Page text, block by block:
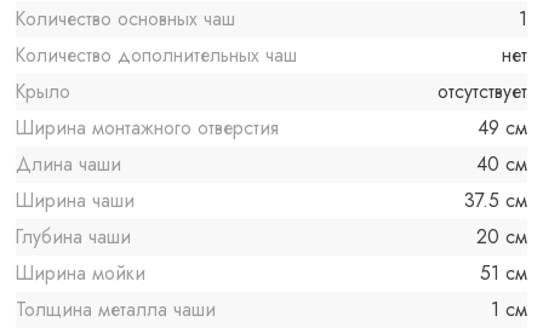
Количество основных чаш
1
Количество дополнительных чаш
нет
Крыло
отсутствует
Ширина монтажного отверстия
49 см
Длина чаши
40 см
Ширина чаши
37.5 см
Глубина чаши
20 см
Ширина мойки
51 см
Толщина металла чаши
1 см